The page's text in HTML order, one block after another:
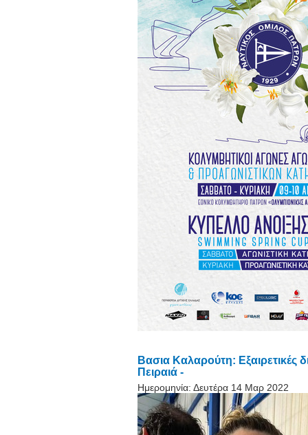
Βασια Καλαρούτη: Εξαιρετικές
Πειραιά -
Ημερομηνία: Δευτέρα 14 Μαρ 2022